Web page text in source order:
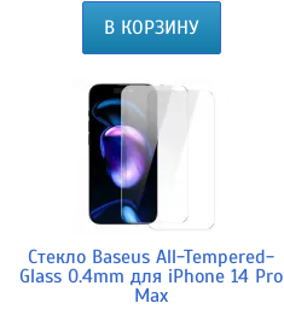
В КОРЗИНУ
Стекло Baseus All-Tempered-
Glass 0.4mm для iPhone 14 Pro
Max